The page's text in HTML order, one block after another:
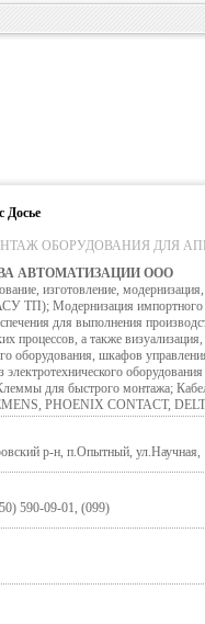
Досье
ОБОРУДОВАНИЯ ДЛЯ
АВТОМАТИЗАЦИИ ООО
изготовление, модернизация,
ТП); Модернизация импортного
для выполнения
процессов, а также
оборудования, шкафов
электротехнического
для быстрого монтажа;
PHOENIX CONTACT,
р-н, п.Опытный, ул.Научная,
590-09-01, (099)